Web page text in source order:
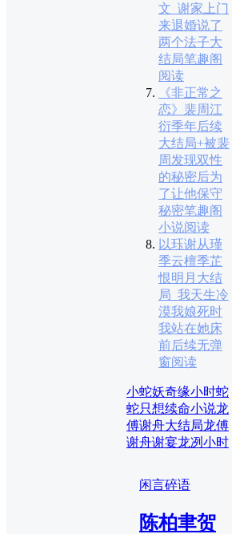
文_谢家上门
来退婚说了
两个法子大
结局笔趣阁
阅读
《非正常之
恋》裴周江
衍季年后续
大结局+被裴
周发现双性
的秘密后为
了让他保守
秘密笔趣阁
小说阅读
以珏谢从瑾
季云檀季芷
恨明月大结
局_我天生冷
漠我娘死时
我站在她床
前后续无弹
窗阅读
小蛇妖奇缘小时蛇
蛇只想续命小说龙
傅谢舟大结局龙傅
谢舟谢宴龙冽小时
闲言碎语
陈柏聿贺